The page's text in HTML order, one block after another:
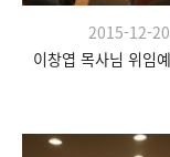
2015-12-20